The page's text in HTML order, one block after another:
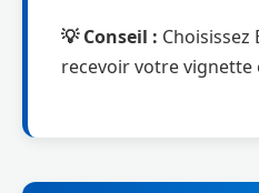
💡 Conseil : Choisissez
recevoir votre vignette